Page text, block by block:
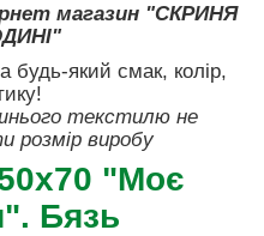
магазин "СКРИНЯ
будь-який смак, колір,
текстилю не
розмір виробу
"Моє
Бязь